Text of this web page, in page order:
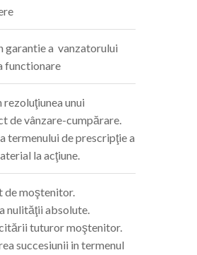
garantie a vanzatorului
functionare
rezoluţiunea unui
de vânzare-cumpărare.
termenului de prescripţie a
la acţiune.
de moştenitor.
nulităţii absolute.
tuturor moştenitor.
succesiunii in termenul